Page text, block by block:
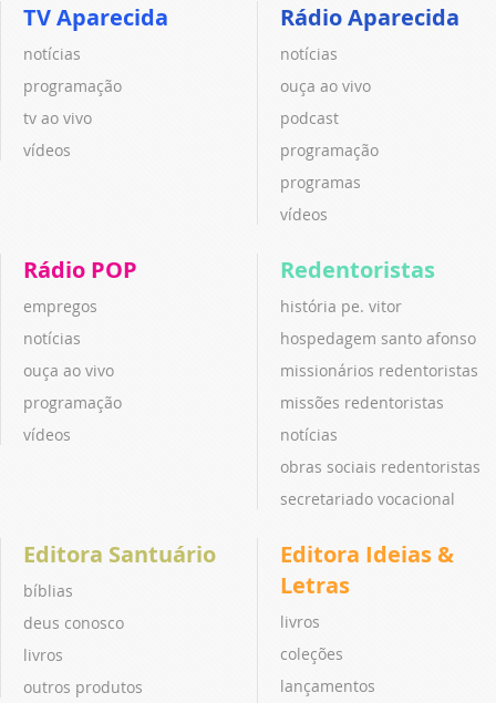
TV Aparecida
notícias
programação
tv ao vivo
vídeos
Rádio Aparecida
notícias
ouça ao vivo
podcast
programação
programas
vídeos
Rádio POP
empregos
notícias
ouça ao vivo
programação
vídeos
Redentoristas
história pe. vitor
hospedagem santo afonso
missionários redentoristas
missões redentoristas
notícias
obras sociais redentoristas
secretariado vocacional
Editora Santuário
bíblias
deus conosco
livros
outros produtos
Editora Ideias &
Letras
livros
coleções
lançamentos